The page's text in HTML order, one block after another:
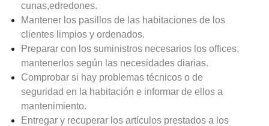
cunas,edredones.
Mantener los pasillos de las habitaciones de los
clientes limpios y ordenados.
Preparar con los suministros necesarios los offices,
mantenerlos según las necesidades diarias.
Comprobar si hay problemas técnicos o de
seguridad en la habitación e informar de ellos a
mantenimiento.
Entregar y recuperar los artículos prestados a los